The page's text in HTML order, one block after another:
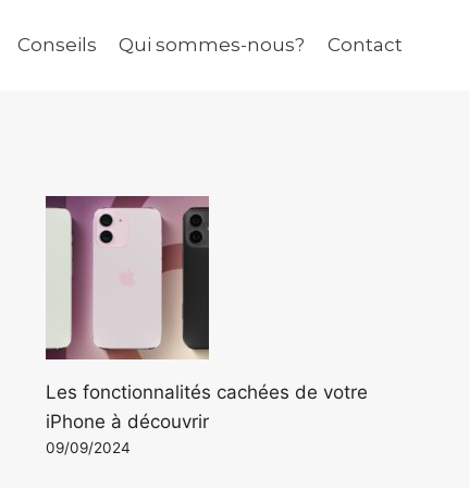
Conseils Qui sommes-nous? Contact
Les fonctionnalités cachées de votre
iPhone à découvrir
09/09/2024